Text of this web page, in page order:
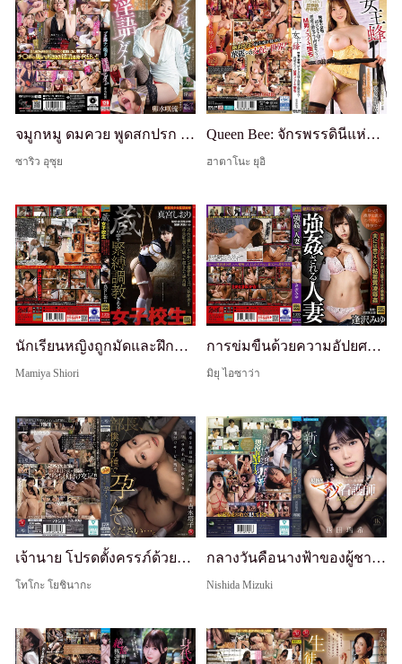
จมูกหมู ดมควย พูดสกปรก มาดาม อุซุย ซากุรุ
ซาริว อุซุย
Queen Bee: จักรพรรดินีแห่งความเสียว, ราชินียูอิ-ซามะ ทำลายผู้ชาย M ให้กลายเป็นเมสุอิกิด้วยรอยยิ้มปีศาจและร่างกายที่อวบอิ่ม - ยูอิ ฮาตาโนะ
ฮาตาโนะ ยุอิ
นักเรียนหญิงถูกมัดและฝึกในห้องเก็บของ: ลุงใจดีข้างบ้านคืออาชญากรโรคจิตบิดเบี้ยว!! เด็กสาวบริสุทธิ์ถูกจับตัวไป กักขัง มัดและถูกข่มขืน - ชิโอริ มามิยะ
Mamiya Shiori
การข่มขืนด้วยความอัปยศที่กรี๊ดร้อง: ภรรยาที่ถูกบังคับ. ภรรยาใหม่ที่เปราะบางซึ่งเรียนรู้ที่จะถูกพ่อตาที่อยู่ด้วยกันล่วงเกิน. การข่มขืนด้วยความอัปยศที่เหนียวเหนอะและครอบงำซึ่งเธอไม่สามารถบอกสามีได้. มิยู ไอซาวะ
มิยุ ไอซาว่า
เจ้านาย โปรดตั้งครรภ์ด้วยเมล็ดพันธุ์ของฉัน... บริการผสมเทียมโอที ที่มือใหม่ปีสองทำให้เจ้านายหญิงที่คุกคามด้วยอำนาจตั้งครรภ์ ซึ่งกำลังพยายามมีลูก
โทโกะ โยชินากะ
กลางวันคือนางฟ้าของผู้ชาย กลางคืนคือทาสของผู้ชาย พยาบาลมาซอคิสต์สุดพิเศษที่พบความสุขสูงสุดในความเจ็บปวดและความทุกข์ทรมาน การฝึกซ้อม AV เดบิวต์ มิซึกิ นิชิดะ
Nishida Mizuki